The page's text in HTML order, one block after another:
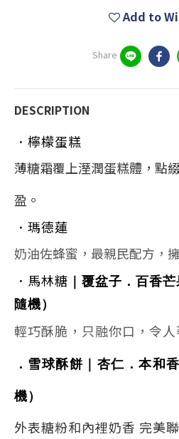
Add to
Share
DESCRIPTION
．檸檬蛋糕
薄糖霜覆上溼潤蛋糕體，點
盈。
．瑪德蓮
奶油佐蜂蜜，最親民配方，
．馬林糖 ｜覆盆子．百香
隨機）
輕巧酥脆，只融你口，令人
．雪球酥餅 杏仁．本和
機）
外表糖粉和內裡奶香 完美